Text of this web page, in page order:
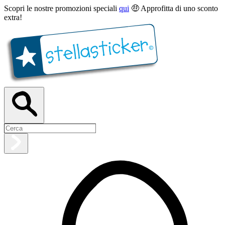
Scopri le nostre promozioni speciali qui 🤑 Approfitta di uno sconto
extra!